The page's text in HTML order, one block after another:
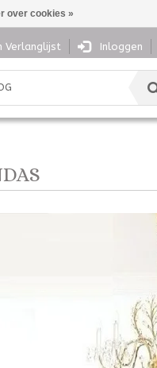
Verlanglijst Inloggen
over cookies »